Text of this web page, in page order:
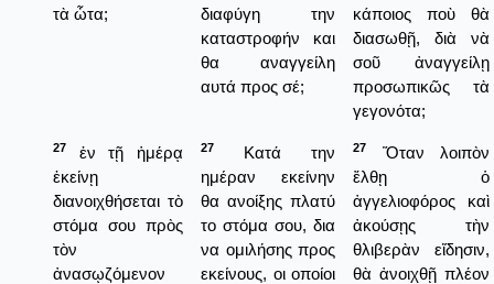
τὰ ὦτα;
διαφύγη την
καταστροφήν και
θα αναγγείλη
αυτά προς σέ;
κάποιος ποὺ θὰ
διασωθῇ, διὰ νὰ
σοῦ ἀναγγείλῃ
προσωπικῶς τὰ
γεγονότα;
27
ἐν τῇ ἡμέρᾳ
ἐκείνῃ
διανοιχθήσεται τὸ
στόμα σου πρὸς
τὸν
ἀνασῳζόμενον
27
Κατά την
ημέραν εκείνην
θα ανοίξης πλατύ
το στόμα σου, δια
να ομιλήσης προς
εκείνους, οι οποίοι
27
Ὅταν λοιπὸν
ἔλθῃ ὁ
ἀγγελιοφόρος καὶ
ἀκούσῃς τὴν
θλιβερὰν εἴδησιν,
θὰ ἀνοιχθῇ πλέον